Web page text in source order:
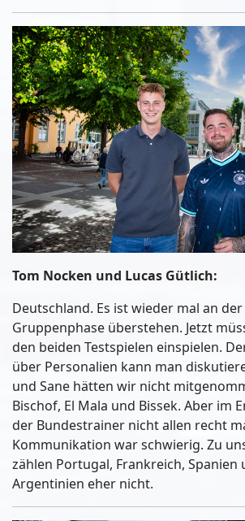
Tom Nocken und Lucas Gütlich:
Deutschland. Es ist wieder mal an
Gruppenphase überstehen. Jetzt
den beiden Testspielen einspielen.
über Personalien kann man
und Sane hätten wir nicht
Bischof, El Mala und Bissek. Aber im
der Bundestrainer nicht allen recht
Kommunikation war schwierig. Zu
zählen Portugal, Frankreich, Spanien
Argentinien eher nicht.